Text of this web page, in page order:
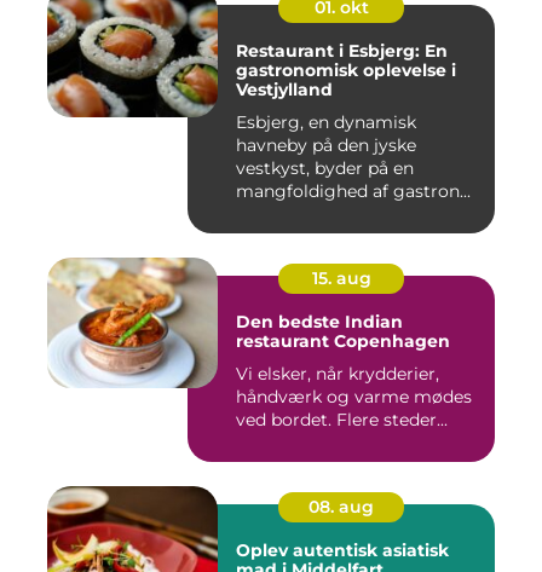
01. okt
Restaurant i Esbjerg: En
gastronomisk oplevelse i
Vestjylland
Esbjerg, en dynamisk
havneby på den jyske
vestkyst, byder på en
mangfoldighed af gastron...
15. aug
Den bedste Indian
restaurant Copenhagen
Vi elsker, når krydderier,
håndværk og varme mødes
ved bordet. Flere steder...
08. aug
Oplev autentisk asiatisk